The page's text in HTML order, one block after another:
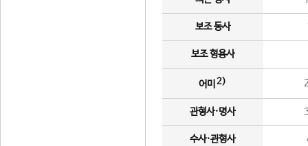
보조 동사
보조 형용사
어미 2)
관형사·명사
수사·관형사